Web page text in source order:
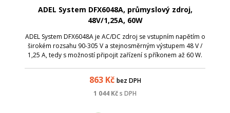
ADEL System DFX6048A, průmyslový zdroj,
48V/1,25A, 60W
ADEL System DFX6048A je AC/DC zdroj se vstupním napětím o
širokém rozsahu 90-305 V a stejnosměrným výstupem 48 V /
1,25 A, tedy s možností připojit zařízení s příkonem až 60 W.
863Kč bez DPH
1 044 Kčs DPH